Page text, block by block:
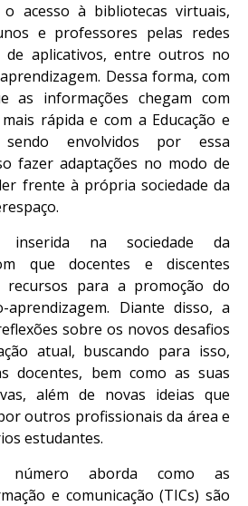
acesso à bibliotecas virtuais,
e professores pelas redes
de aplicativos, entre outros no
Dessa forma, com
as informações chegam com
rápida e com a Educação e
envolvidos por essa
fazer adaptações no modo de
frente à própria sociedade da
inserida na sociedade da
que docentes e discentes
recursos para a promoção do
aprendizagem. Diante disso, a
sobre os novos desafios
atual, buscando para isso,
docentes, bem como as suas
além de novas ideias que
outros profissionais da área e
estudantes.
número aborda como as
e comunicação (TICs) são